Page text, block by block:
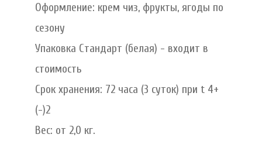
Оформление: крем чиз, фрукты, ягоды по
сезону
Упаковка Стандарт (белая) - входит в
стоимость
Срок хранения: 72 часа (3 суток) при t 4+
(-)2
Вес: от 2,0 кг.